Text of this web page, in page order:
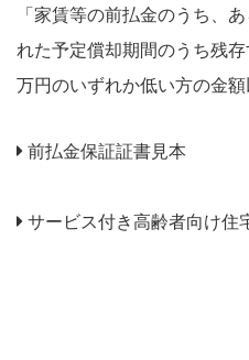
「家賃等の前払金のうち、
れた予定償却期間のうち残
万円のいずれか低い方の金額
前払金保証証書見本
サービス付き高齢者向け住